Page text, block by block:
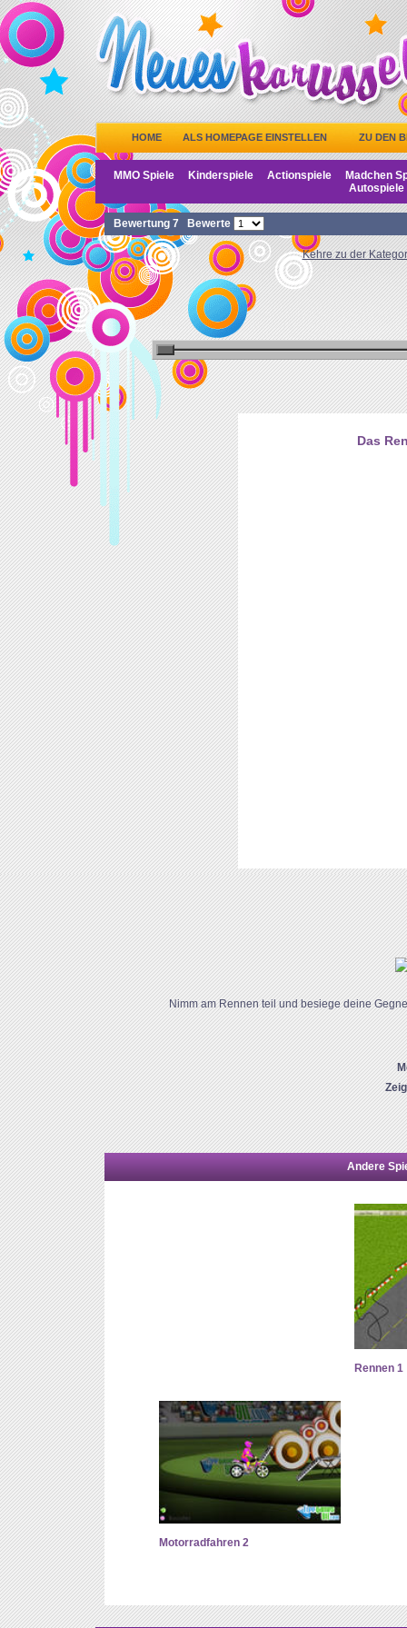
HOME ALS HOMEPAGE EINSTELLEN ZU DEN
MMO Spiele Kinderspiele Actionspiele
Madchen
Autospiele
Bewertung 7 Bewerte
Kehre zu der
Das
Nimm am Rennen teil und besiege deine
Andere
Rennen 1
Motorradfahren 2